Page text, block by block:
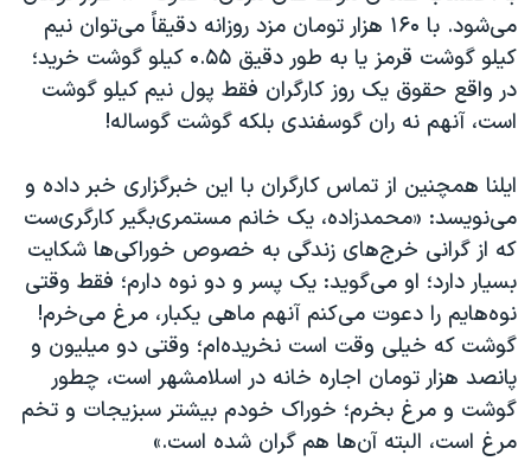
می‌شود. با ۱۶۰ هزار تومان مزد روزانه دقیقاً می‌توان نیم
کیلو گوشت قرمز یا به طور دقیق ۰.۵۵ کیلو گوشت خرید؛
در واقع حقوق یک روز کارگران فقط پول نیم کیلو گوشت
است، آنهم نه ران گوسفندی بلکه گوشت گوساله!
ایلنا همچنین از تماس کارگران با این خبرگزاری خبر داده و
می‌نویسد: «محمدزاده، یک خانم مستمری‌بگیر کارگری‌ست
که از گرانی خرج‌های زندگی به خصوص خوراکی‌ها شکایت
بسیار دارد؛ او می‌گوید: یک پسر و دو نوه دارم؛ فقط وقتی
نوه‌هایم را دعوت می‌کنم آنهم ماهی یکبار، مرغ می‌خرم!
گوشت که خیلی وقت است نخریده‌ام؛ وقتی دو میلیون و
پانصد هزار تومان اجاره خانه در اسلامشهر است، چطور
گوشت و مرغ بخرم؛ خوراک خودم بیشتر سبزیجات و تخم
مرغ است، البته آن‌ها هم گران شده است.»